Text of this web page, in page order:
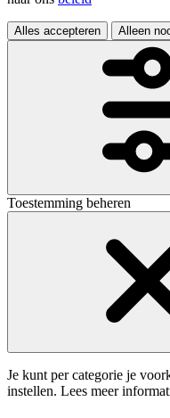
Alles accepteren Alleen
Toestemming beheren
Je kunt per categorie je
instellen. Lees meer